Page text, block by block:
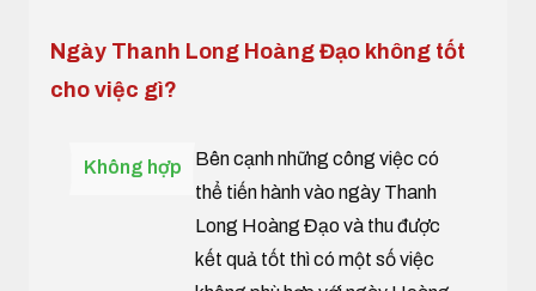
Ngày Thanh Long Hoàng Đạo không tốt
cho việc gì?
Không hợp
Bên cạnh những công việc có
thể tiến hành vào ngày Thanh
Long Hoàng Đạo và thu được
kết quả tốt thì có một số việc